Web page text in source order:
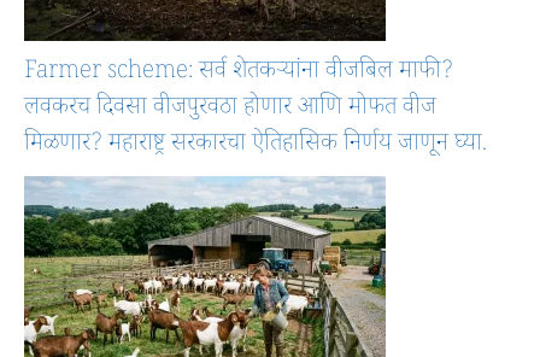
Farmer scheme: सर्व शेतकऱ्यांना वीजबिल माफी?
लवकरच दिवसा वीजपुरवठा होणार आणि मोफत वीज
मिळणार? महाराष्ट्र सरकारचा ऐतिहासिक निर्णय जाणून घ्या.